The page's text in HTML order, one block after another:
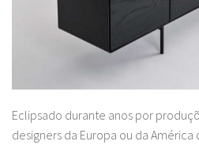
Eclipsado durante anos por
designers da Europa ou da